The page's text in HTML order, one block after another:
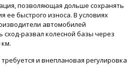
позволяющая дольше сохранять
ее быстрого износа. В условиях
автомобилей
развал колесной базы через
и внеплановая регулировка